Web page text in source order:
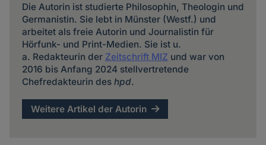
Die Autorin ist studierte Philosophin, Theologin und
Germanistin. Sie lebt in Münster (Westf.) und
arbeitet als freie Autorin und Journalistin für
Hörfunk- und Print-Medien. Sie ist u.
a. Redakteurin der Zeitschrift MIZ und war von
2016 bis Anfang 2024 stellvertretende
Chefredakteurin des hpd.
Weitere Artikel der Autorin